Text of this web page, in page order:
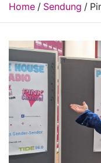
Home Sendung